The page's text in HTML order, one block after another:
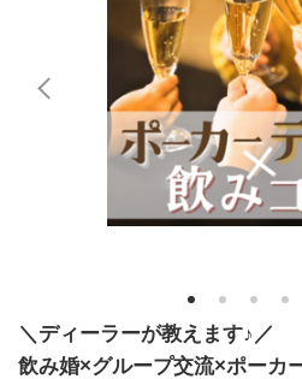
1 2 3 4
＼ディーラーが教えます♪／
飲み婚×グループ交流×ポーカ